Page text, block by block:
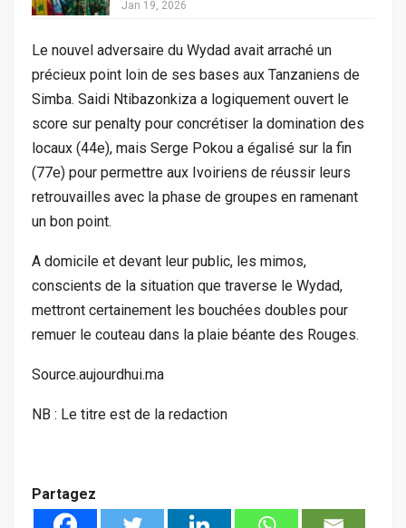
Jan 19, 2026
Le nouvel adversaire du Wydad avait arraché un
précieux point loin de ses bases aux Tanzaniens de
Simba. Saidi Ntibazonkiza a logiquement ouvert le
score sur penalty pour concrétiser la domination des
locaux (44e), mais Serge Pokou a égalisé sur la fin
(77e) pour permettre aux Ivoiriens de réussir leurs
retrouvailles avec la phase de groupes en ramenant
un bon point.
A domicile et devant leur public, les mimos,
conscients de la situation que traverse le Wydad,
mettront certainement les bouchées doubles pour
remuer le couteau dans la plaie béante des Rouges.
Source.aujourdhui.ma
NB : Le titre est de la redaction
Partagez